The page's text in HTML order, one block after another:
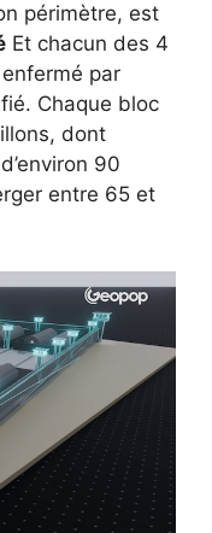
périmètre, est
Et chacun des 4
par
Chaque bloc
dont
90
entre 65 et